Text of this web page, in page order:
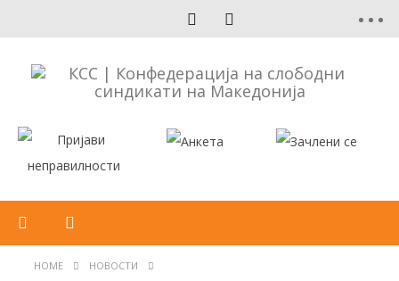
HOME НОВОСТИ